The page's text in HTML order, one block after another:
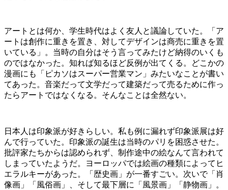
アートとは何か、学生時代はよく友人と議論していた。「ア
ートは創作に重きを置き、対してデザインは商売に重きを置
いている」。当時の自分はそう言ってみたけど納得のいくも
のではなかった。知れば知るほど反例が出てくる。どこかの
漫画にも「ピカソはスーパー営業マン」みたいなことが書い
てあった。音楽だって文学だって建築だって売るために作っ
たらアートではなくなる。そんなことは全然ない。
日本人は印象派が好きらしい。私も例に漏れず印象派展は好
んで行っていた。印象派の誕生は当時のパリを困惑させた。
批評家たちからは認められず、制作途中の絵なんて言われて
しまっていたようだ。ヨーロッパでは絵画の種類によってヒ
エラルキーがあった。「歴史画」が一番すごい。次いで「肖
像画」「風俗画」、そして最下層に「風景画」「静物画」。